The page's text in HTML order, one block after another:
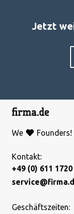
Jetzt
We Founders!
Kontakt:
+49 (0) 611 1720
Geschäftszeiten: